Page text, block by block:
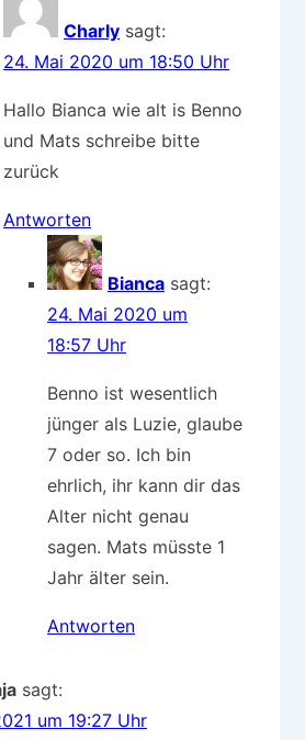
Charly sagt:
24. Mai 2020 um 18:50 Uhr
Hallo Bianca wie alt is Benno
und Mats schreibe bitte
zurück
Antworten
Bianca sagt:
24. Mai 2020 um
18:57 Uhr
Benno ist wesentlich
jünger als Luzie, glaube
7 oder so. Ich bin
ehrlich, ihr kann dir das
Alter nicht genau
sagen. Mats müsste 1
Jahr älter sein.
Antworten
sagt:
um 19:27 Uhr